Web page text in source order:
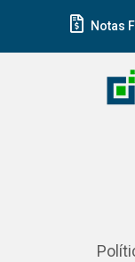
Notas